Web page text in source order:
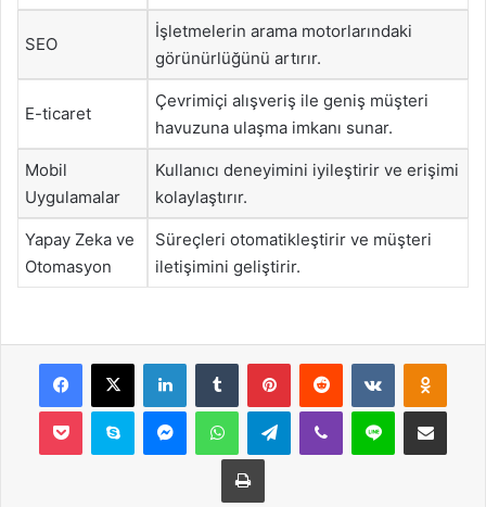
SEO
İşletmelerin arama motorlarındaki
görünürlüğünü artırır.
E-ticaret
Çevrimiçi alışveriş ile geniş müşteri
havuzuna ulaşma imkanı sunar.
Mobil
Uygulamalar
Kullanıcı deneyimini iyileştirir ve erişimi
kolaylaştırır.
Yapay Zeka ve
Otomasyon
Süreçleri otomatikleştirir ve müşteri
iletişimini geliştirir.
Facebook
X LinkedInTumblr PinterestReddit VKontakte
Pocket Skype MessengerWhatsAppTelegramViber Line E-Posta ile
Yazdır